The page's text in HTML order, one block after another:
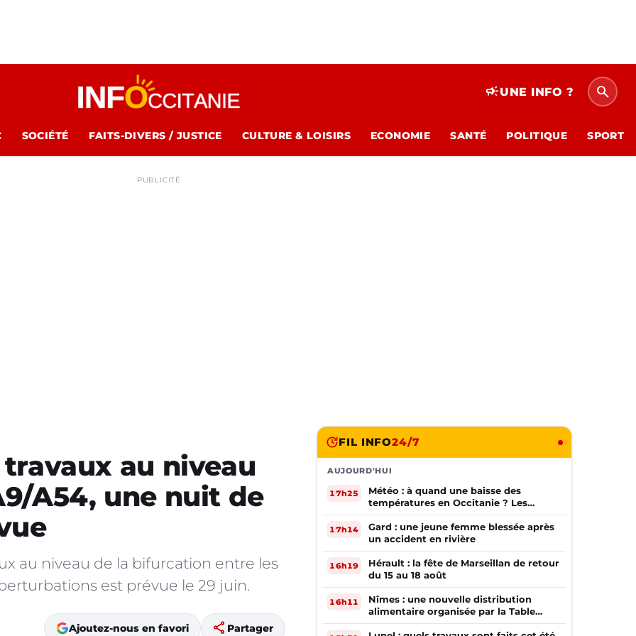
campaignUNE INFO ? search
SOCIÉTÉ FAITS-DIVERS / JUSTICE CULTURE & LOISIRS ECONOMIE SANTÉ POLITIQUE SPORT
PUBLICITÉ
au niveau
A54, une nuit de
au niveau de la bifurcation entre les
est prévue le 29 juin.
Ajoutez-nous en favori share Partager
FIL INFO24/7
AUJOURD'HUI
17h25
Météo : à quand une baisse des
températures en Occitanie ? Les
prévisions
17h14
Gard : une jeune femme blessée après
un accident en rivière
16h19
Hérault : la fête de Marseillan de retour
du 15 au 18 août
16h11
Nîmes : une nouvelle distribution
alimentaire organisée par la Table
Ouverte